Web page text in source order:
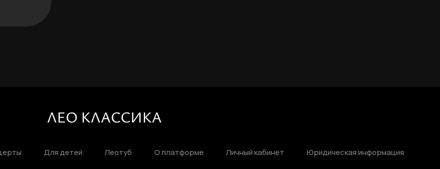
Для детей Леотуб О платформе Личный кабинет Юридическая информация
ЛИЧНЫЙ КАБИНЕТ
Фамилия